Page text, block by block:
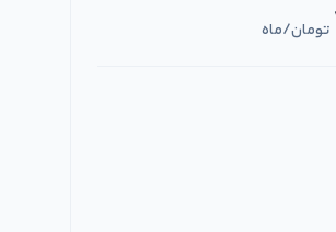
تومان/ماه